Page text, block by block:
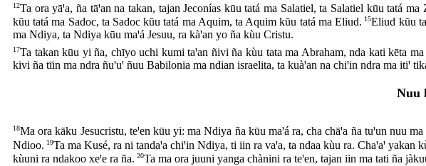
12Ta ora yāꞌa, ña tāꞌan na takan, tajan Jeconías kūu tatá ma Salatiel, ta Salatiel kūu tatá ma
kūu tatá ma Sadoc, ta Sadoc kūu tatá ma Aquim, ta Aquim kūu tatá ma Eliud. 15Eliud kūu
ma Ndiya, ta Ndiya kūu maꞌá Jesuu, ra kàꞌan yo ña kùu Cristu.
17Ta takan kūu yi ña, chīyo uchi kumi taꞌan ñivi ña kùu tata ma Abraham, nda kati kēta
kivi ña tīin ma ndra ñuꞌuꞌ ñuu Babilonia ma ndian israelita, ta kuàꞌan na chiꞌin ndra ma
Nuu
18Ma ora kāku Jesucristu, teꞌen kūu yi: ma Ndiya ña kūu maꞌá ra, cha chāꞌa ña tuꞌun nuu
Ndioo. 19Ta ma Kusé, ra ni tandaꞌa chiꞌin Ndiya, ti iin ra vaꞌa, ta ndaa kùu ra. Chaꞌaꞌ
kùuni ra ndakoo xeꞌe ra ña. 20Ta ma ora juuni yanga chànini ra teꞌen, tajan iin ma tati ña